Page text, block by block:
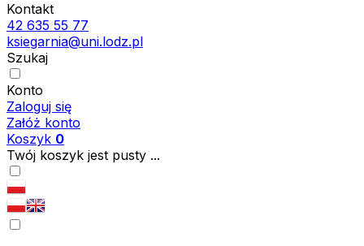
Kontakt
42 635 55 77
ksiegarnia@uni.lodz.pl
Szukaj
Konto
Zaloguj się
Załóż konto
Koszyk 0
Twój koszyk jest pusty ...